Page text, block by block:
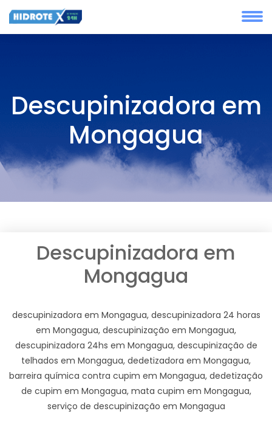
Descupinizadora em
Mongagua
Descupinizadora em
Mongagua
descupinizadora em Mongagua, descupinizadora 24 horas
em Mongagua, descupinização em Mongagua,
descupinizadora 24hs em Mongagua, descupinização de
telhados em Mongagua, dedetizadora em Mongagua,
barreira química contra cupim em Mongagua, dedetização
de cupim em Mongagua, mata cupim em Mongagua,
serviço de descupinização em Mongagua